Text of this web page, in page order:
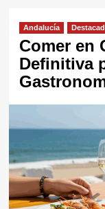
Andalucía
Comer en
Definitiva